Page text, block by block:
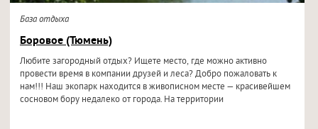
База отдыха
Боровое (Тюмень)
Любите загородный отдых? Ищете место, где можно активно
провести время в компании друзей и леса? Добро пожаловать к
нам!!! Наш экопарк находится в живописном месте — красивейшем
сосновом бору недалеко от города. На территории